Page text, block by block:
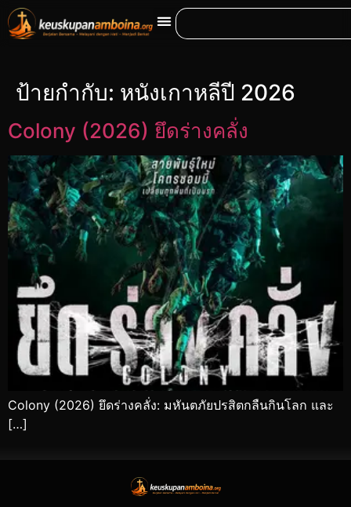
ป้ายกำกับ: หนังเกาหลีปี 2026
Colony (2026) ยึดร่างคลั่ง
Colony (2026) ยึดร่างคลั่ง: มหันตภัยปรสิตกลืนกินโลก และ
[…]